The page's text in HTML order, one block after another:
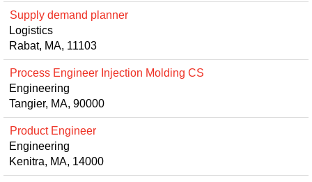
Supply demand planner
Logistics
Rabat, MA, 11103
Process Engineer Injection Molding CS
Engineering
Tangier, MA, 90000
Product Engineer
Engineering
Kenitra, MA, 14000